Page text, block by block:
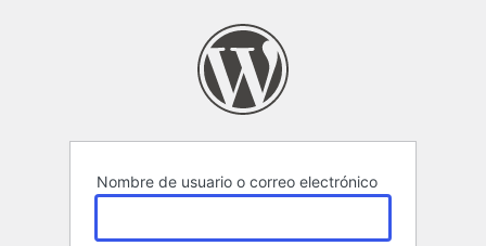
Nombre de usuario o correo electrónico